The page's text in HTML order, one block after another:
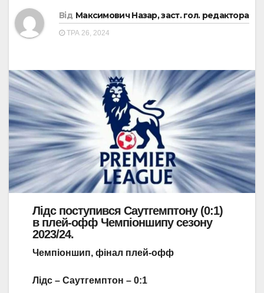
Від Максимович Назар, заст. гол. редактора
ТРА 26, 2024
Лідс поступився Саутгемптону (0:1)
в плей-офф Чемпіоншипу сезону
2023/24.
Чемпіоншип, фінал плей-офф
Лідс – Саутгемптон – 0:1